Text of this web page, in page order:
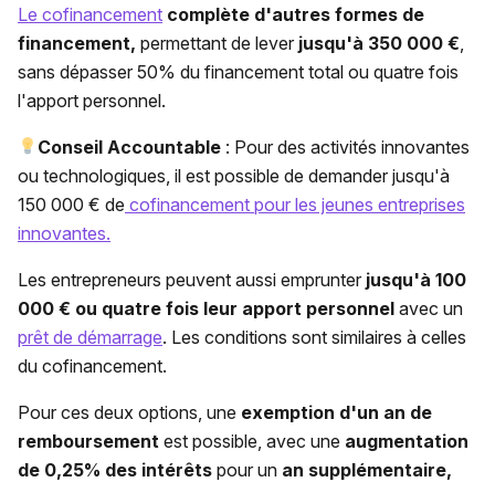
Le cofinancement complète d'autres formes de
financement, permettant de lever jusqu'à 350 000 €
sans dépasser 50% du financement total ou quatre fois
l'apport personnel.
Conseil Accountable : Pour des activités innovantes
ou technologiques, il est possible de demander jusqu'à
150 000 € de cofinancement pour les jeunes entreprises
innovantes.
Les entrepreneurs peuvent aussi emprunter jusqu'à 100
000 € ou quatre fois leur apport personnel avec un
prêt de démarrage. Les conditions sont similaires à celles
du cofinancement.
Pour ces deux options, une exemption d'un an de
remboursement est possible, avec une augmentation
de 0,25% des intérêts pour un an supplémentaire,